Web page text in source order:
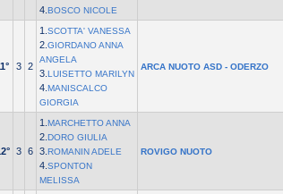
4. BOSCO NICOLE
3 2
1. SCOTTA' VANESSA
2. GIORDANO ANNA
ANGELA
3. LUISETTO MARILYN
4. MANISCALCO
GIORGIA
ARCA NUOTO ASD - ODERZO
3 6
1. MARCHETTO ANNA
2. DORO GIULIA
3. ROMANIN ADELE
4. SPONTON
MELISSA
ROVIGO NUOTO